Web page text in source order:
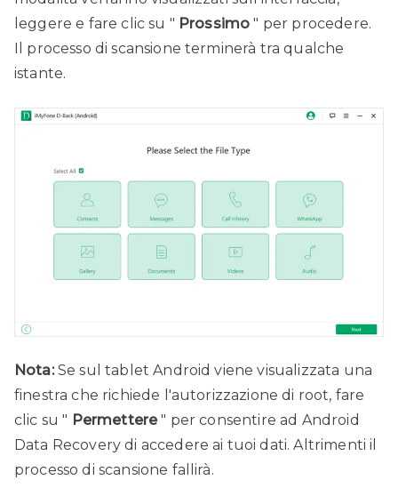
leggere e fare clic su " Prossimo " per procedere.
Il processo di scansione terminerà tra qualche
istante.
Nota:Se sul tablet Android viene visualizzata una
finestra che richiede l'autorizzazione di root, fare
clic su " Permettere" per consentire ad Android
Data Recovery di accedere ai tuoi dati. Altrimenti il ​​
processo di scansione fallirà.